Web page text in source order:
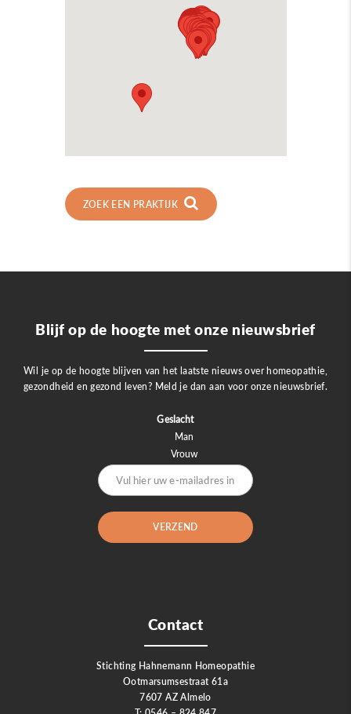
ZOEK EEN PRAKTIJK
Contact
Stichting Hahnemann Homeopathie
Ootmarsumsestraat 61a
7607 AZ Almelo
Blijf op de hoogte met onze nieuwsbrief
Wil je op de hoogte blijven van het laatste nieuws over homeopathie,
gezondheid en gezond leven? Meld je dan aan voor onze nieuwsbrief.
Geslacht
Man
Vrouw